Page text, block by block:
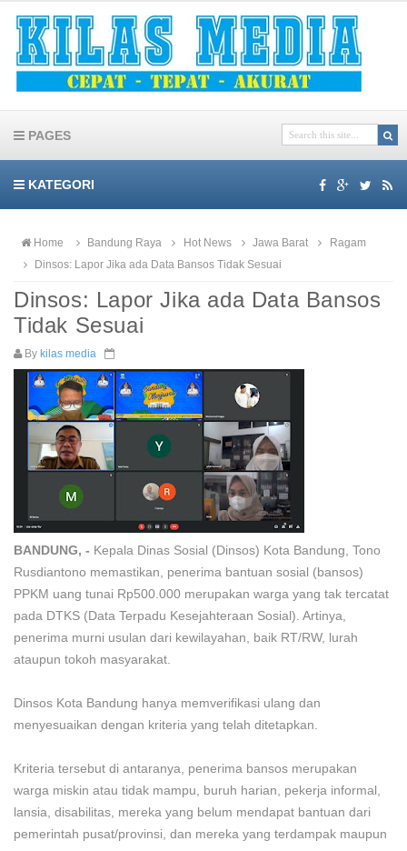
PAGES
KATEGORI
Home Bandung Raya Hot News Jawa Barat
Ragam
Dinsos: Lapor Jika ada Data Bansos Tidak Sesuai
Dinsos: Lapor Jika ada Data Bansos
Tidak Sesuai
By kilas media
BANDUNG, - Kepala Dinas Sosial (Dinsos) Kota Bandung, Tono
Rusdiantono memastikan, penerima bantuan sosial (bansos)
PPKM uang tunai Rp500.000 merupakan warga yang tak tercatat
pada DTKS (Data Terpadu Kesejahteraan Sosial). Artinya,
penerima murni usulan dari kewilayahan, baik RT/RW, lurah
ataupun tokoh masyarakat.
Dinsos Kota Bandung hanya memverifikasi ulang dan
menyesuaikan dengan kriteria yang telah ditetapkan.
Kriteria tersebut di antaranya, penerima bansos merupakan
warga miskin atau tidak mampu, buruh harian, pekerja informal,
lansia, disabilitas, mereka yang belum mendapat bantuan dari
pemerintah pusat/provinsi, dan mereka yang terdampak maupun